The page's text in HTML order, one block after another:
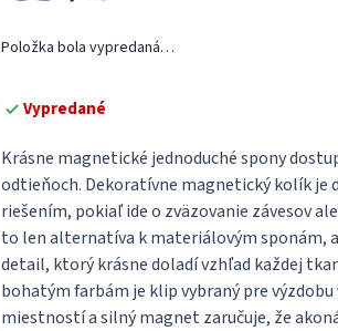
cena:
Vypredané
Položka bola vypredaná…
Krásne magnetické jednoduché spony
odtieňoch. Dekoratívne magnetický kolík je
riešením, pokiaľ ide o zväzovanie závesov
to len alternatíva k materiálovým sponám,
detail, ktorý krásne doladí vzhľad každej
bohatým farbám je klip vybraný pre výzdobu
miestností a silný magnet zaručuje, že